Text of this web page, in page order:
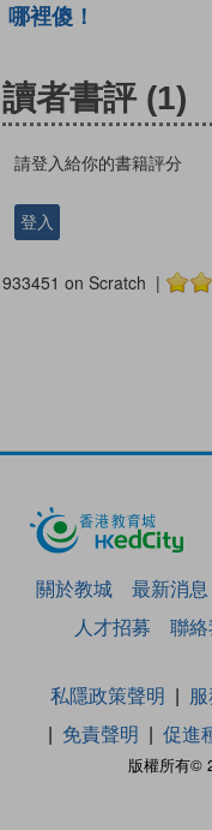
哪裡傻！
讀者書評 (1)
請登入給你的書籍評分
登入
933451 on Scratch |
關於教城 最新消息
人才招募
聯
版權所有©
私隱政策聲明
免責聲明
促進